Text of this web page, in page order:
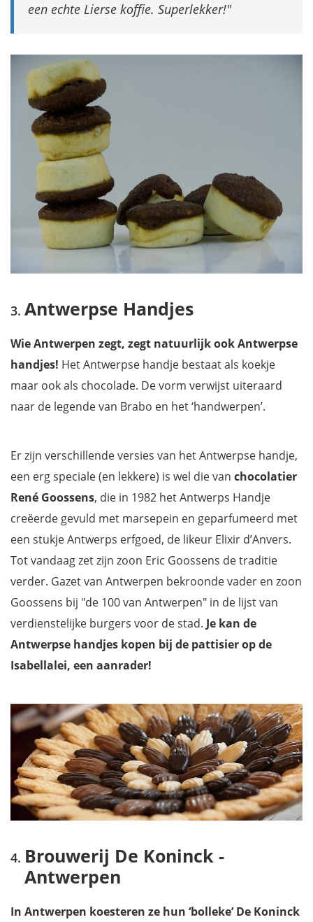
een echte Lierse koffie. Superlekker!
Antwerpse Handjes
Wie Antwerpen zegt, zegt natuurlijk ook Antwerpse
handjes! Het Antwerpse handje bestaat als koekje
maar ook als chocolade. De vorm verwijst uiteraard
naar de legende van Brabo en het ‘handwerpen’.
Er zijn verschillende versies van het Antwerpse handje,
een erg speciale (en lekkere) is wel die van chocolatier
René Goossens, die in 1982 het Antwerps Handje
creëerde gevuld met marsepein en geparfumeerd met
een stukje Antwerps erfgoed, de likeur Elixir d’Anvers.
Tot vandaag zet zijn zoon Eric Goossens de traditie
verder. Gazet van Antwerpen bekroonde vader en zoon
Goossens bij "de 100 van Antwerpen" in de lijst van
verdienstelijke burgers voor de stad. Je kan de
Antwerpse handjes kopen bij de pattisier op de
Isabellalei, een aanrader!
Brouwerij De Koninck -
Antwerpen
In Antwerpen koesteren ze hun ‘bolleke’ De Koninck